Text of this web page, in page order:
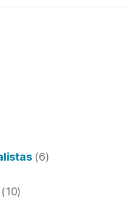
(6)